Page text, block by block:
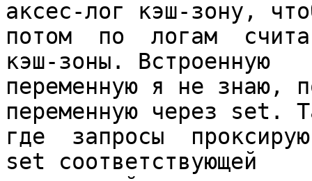
аксес-лог кэш-зону,
потом  по  логам
кэш-зоны. Встроенную
переменную я не знаю,
переменную через set.
где  запросы
set соответствующей